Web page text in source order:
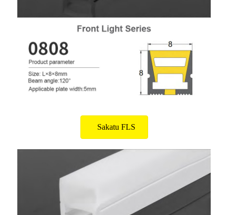
Sakatu FLS